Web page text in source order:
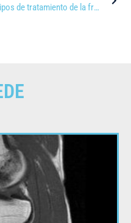
Tipos de tratamiento de la fractura Monteggia